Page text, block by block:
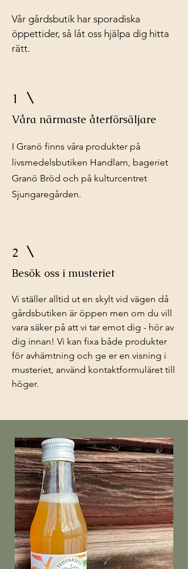
Vår gårdsbutik har sporadiska
öppettider, så låt oss hjälpa dig hitta
rätt.
1
Våra närmaste återförsäljare
I Granö finns våra produkter på
livsmedelsbutiken Handlarn, bageriet
Granö Bröd och på kulturcentret
Sjungaregården.
2
Besök oss i musteriet
Vi ställer alltid ut en skylt vid vägen då
gårdsbutiken är öppen men om du vill
vara säker på att vi tar emot dig - hör av
dig innan! Vi kan fixa både produkter
för avhämtning och ge er en visning i
musteriet, använd kontaktformuläret till
höger.